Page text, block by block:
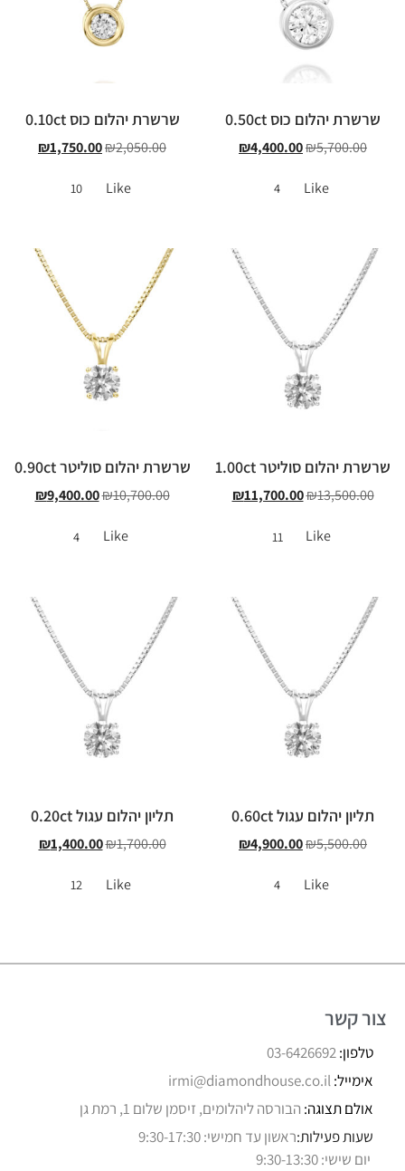
שרשרת יהלום כוס 0.50ct
₪5,700.00
₪4,400.00
Like
4
שרשרת יהלום כוס 0.10ct
₪2,050.00
₪1,750.00
Like
10
שרשרת יהלום סוליטר 1.00ct
₪13,500.00
₪11,700.00
Like
11
שרשרת יהלום סוליטר 0.90ct
₪10,700.00
₪9,400.00
Like
4
תליון יהלום עגול 0.60ct
₪5,500.00
₪4,900.00
Like
4
תליון יהלום עגול 0.20ct
₪1,700.00
₪1,400.00
Like
12
צור קשר
טלפון:03-6426692
אימייל:irmi@diamondhouse.co.il
אולם תצוגה: הבורסה ליהלומים, זיסמן שלום 1, רמת גן
שעות פעילות:ראשון עד חמישי: 9:30-17:30
יום שישי: 9:30-13:30